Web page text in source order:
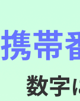
携帯
数字